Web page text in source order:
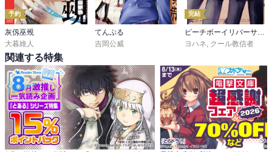
予約
灰仭巫覡
大暮維人
てんぷる
吉岡公威
完結
ヨハネ クール教信者
関連する特集